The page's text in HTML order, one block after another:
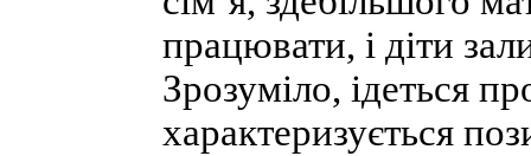
працювати, і діти
Зрозуміло, ідеться
характеризується